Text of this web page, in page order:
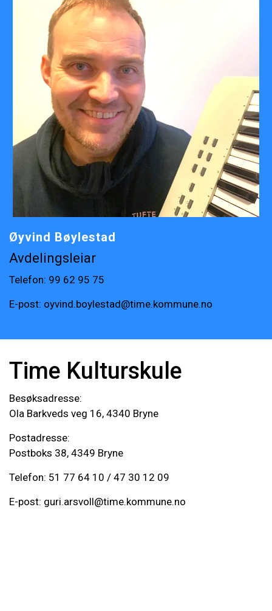
Øyvind Bøylestad
Avdelingsleiar
Telefon: 99 62 95 75
E-post: oyvind.boylestad@time.kommune.no
Time Kulturskule
Besøksadresse:
Ola Barkveds veg 16, 4340 Bryne
Postadresse:
Postboks 38, 4349 Bryne
Telefon: 51 77 64 10 / 47 30 12 09
E-post: guri.arsvoll@time.kommune.no